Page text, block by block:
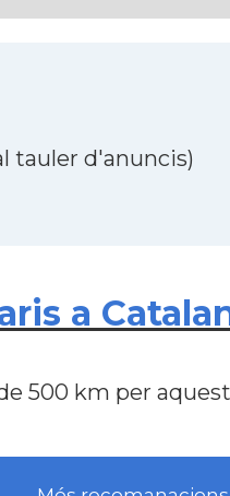
tauler d'anuncis)
a
500 km per